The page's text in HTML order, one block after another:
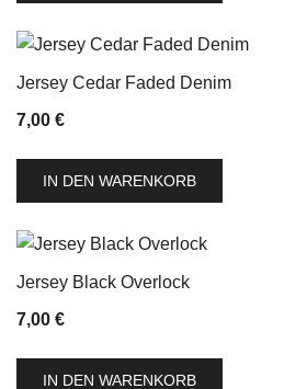
Jersey Cedar Faded Denim
7,00 €
IN DEN WARENKORB
Jersey Black Overlock
7,00 €
IN DEN WARENKORB